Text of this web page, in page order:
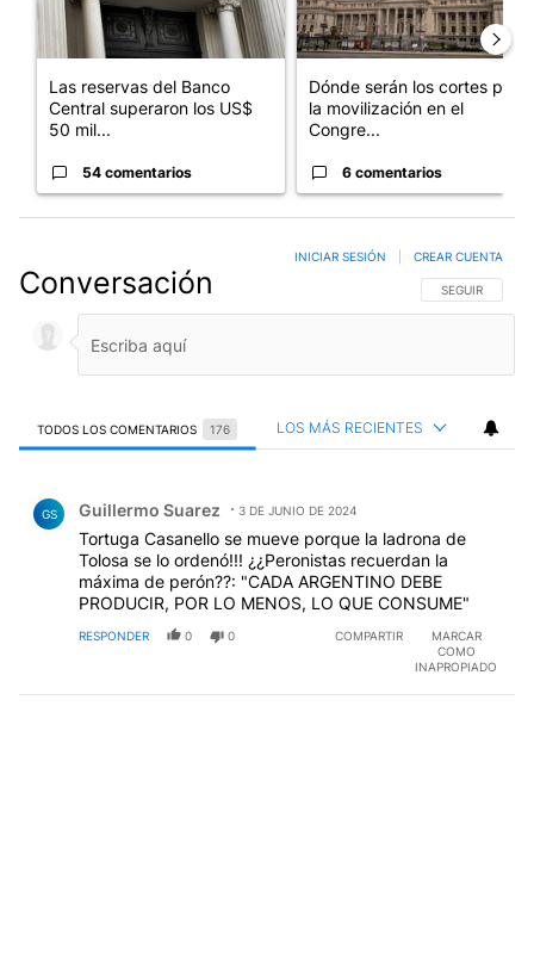
Las reservas del Banco
Central superaron los US$
50 mil...
54 comentarios
Dónde serán los cortes por
la movilización en el
Congre...
6 comentarios
Conversación SIGA ESTA
SEGUIR
INICIAR SESIÓN CREAR CUENTA
TODOS LOS COMENTARIOS 176 LOS MÁS RECIENTES
GS Guillermo Suarez 3 DE JUNIO DE 2024
Tortuga Casanello se mueve porque la ladrona de
Tolosa se lo ordenó!!! ¿¿Peronistas recuerdan la
máxima de perón??: "CADA ARGENTINO DEBE
PRODUCIR, POR LO MENOS, LO QUE CONSUME"
RESPONDER 0 0 COMPARTIR
MARCAR
COMO
INAPROPIADO